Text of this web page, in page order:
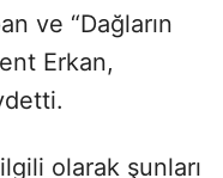
ve “Dağların
Erkan,
olarak şunları